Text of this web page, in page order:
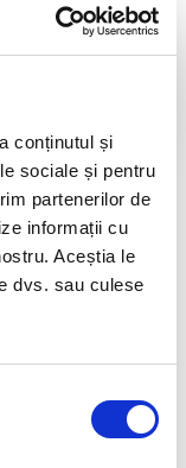
conținutul și
sociale și pentru
partenerilor de
informații cu
Aceștia le
dvs. sau culese
imagine.